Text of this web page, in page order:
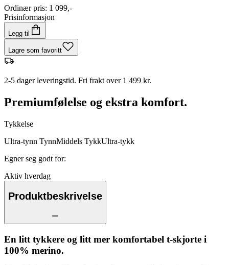
Ordinær pris: 1 099,-
Prisinformasjon
Legg til
Lagre som favoritt
2-5 dager leveringstid. Fri frakt over 1 499 kr.
Premiumfølelse og ekstra komfort.
Tykkelse
Ultra-tynn TynnMiddels TykkUltra-tykk
Egner seg godt for:
Aktiv hverdag
Produktbeskrivelse
En litt tykkere og litt mer komfortabel t-skjorte i
100% merino.